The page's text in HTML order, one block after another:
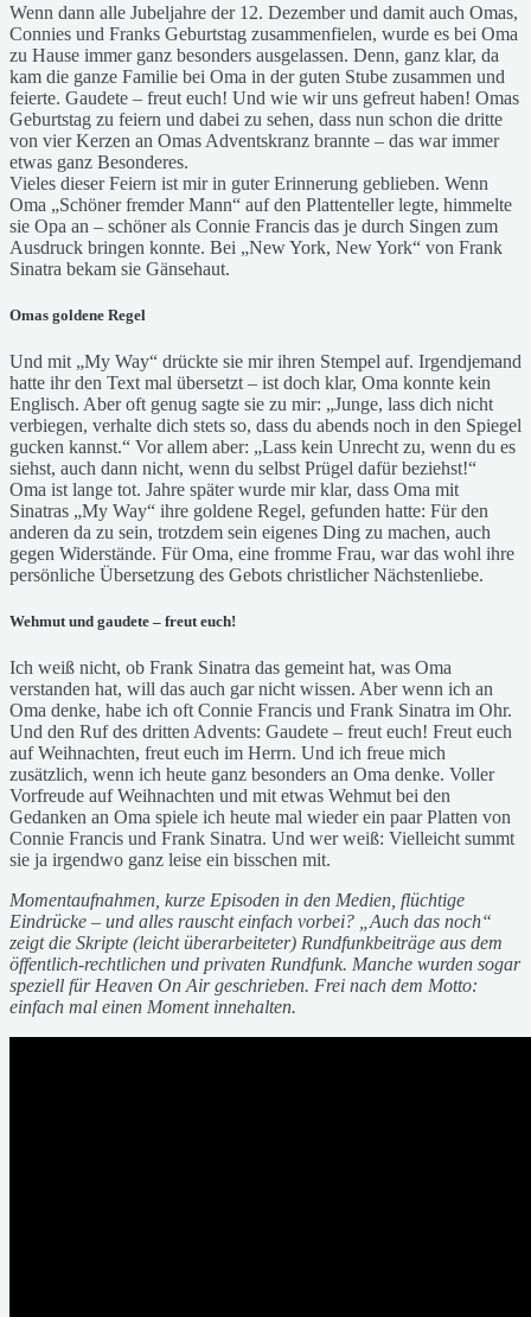
Wenn dann alle Jubeljahre der 12. Dezember und damit auch Omas,
Connies und Franks Geburtstag zusammenfielen, wurde es bei Oma
zu Hause immer ganz besonders ausgelassen. Denn, ganz klar, da
kam die ganze Familie bei Oma in der guten Stube zusammen und
feierte. Gaudete – freut euch! Und wie wir uns gefreut haben! Omas
Geburtstag zu feiern und dabei zu sehen, dass nun schon die dritte
von vier Kerzen an Omas Adventskranz brannte – das war immer
etwas ganz Besonderes.
Vieles dieser Feiern ist mir in guter Erinnerung geblieben. Wenn
Oma „Schöner fremder Mann“ auf den Plattenteller legte, himmelte
sie Opa an – schöner als Connie Francis das je durch Singen zum
Ausdruck bringen konnte. Bei „New York, New York“ von Frank
Sinatra bekam sie Gänsehaut.
Omas goldene Regel
Und mit „My Way“ drückte sie mir ihren Stempel auf. Irgendjemand
hatte ihr den Text mal übersetzt – ist doch klar, Oma konnte kein
Englisch. Aber oft genug sagte sie zu mir: „Junge, lass dich nicht
verbiegen, verhalte dich stets so, dass du abends noch in den Spiegel
gucken kannst.“ Vor allem aber: „Lass kein Unrecht zu, wenn du es
siehst, auch dann nicht, wenn du selbst Prügel dafür beziehst!“
Oma ist lange tot. Jahre später wurde mir klar, dass Oma mit
Sinatras „My Way“ ihre goldene Regel, gefunden hatte: Für den
anderen da zu sein, trotzdem sein eigenes Ding zu machen, auch
gegen Widerstände. Für Oma, eine fromme Frau, war das wohl ihre
persönliche Übersetzung des Gebots christlicher Nächstenliebe.
Wehmut und gaudete – freut euch!
Ich weiß nicht, ob Frank Sinatra das gemeint hat, was Oma
verstanden hat, will das auch gar nicht wissen. Aber wenn ich an
Oma denke, habe ich oft Connie Francis und Frank Sinatra im Ohr.
Und den Ruf des dritten Advents: Gaudete – freut euch! Freut euch
auf Weihnachten, freut euch im Herrn. Und ich freue mich
zusätzlich, wenn ich heute ganz besonders an Oma denke. Voller
Vorfreude auf Weihnachten und mit etwas Wehmut bei den
Gedanken an Oma spiele ich heute mal wieder ein paar Platten von
Connie Francis und Frank Sinatra. Und wer weiß: Vielleicht summt
sie ja irgendwo ganz leise ein bisschen mit.
Momentaufnahmen, kurze Episoden in den Medien, flüchtige
Eindrücke – und alles rauscht einfach vorbei? „Auch das noch“
zeigt die Skripte (leicht überarbeiteter) Rundfunkbeiträge aus dem
öffentlich-rechtlichen und privaten Rundfunk. Manche wurden sogar
speziell für Heaven On Air geschrieben. Frei nach dem Motto:
einfach mal einen Moment innehalten.